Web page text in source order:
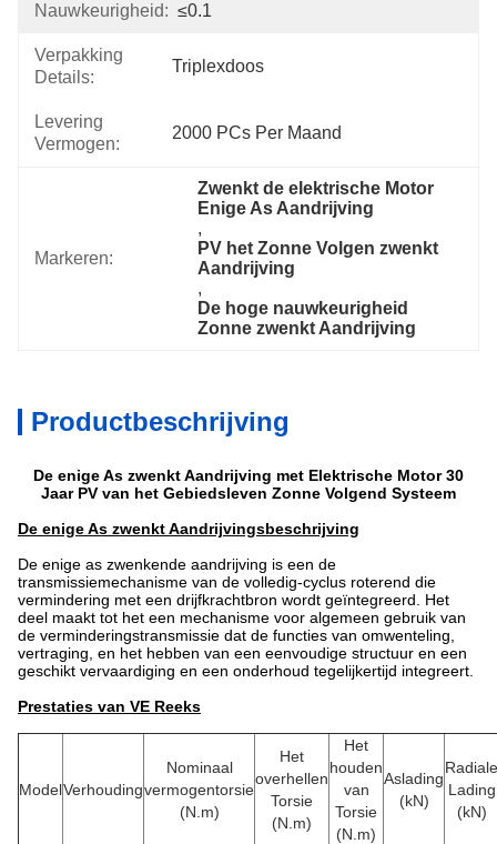
Nauwkeurigheid: ≤0.1
Verpakking
Details:
Triplexdoos
Levering
Vermogen:
2000 PCs Per Maand
Markeren:
Zwenkt de elektrische Motor
Enige As Aandrijving
,
PV het Zonne Volgen zwenkt
Aandrijving
,
De hoge nauwkeurigheid
Zonne zwenkt Aandrijving
Productbeschrijving
De enige As zwenkt Aandrijving met Elektrische Motor 30
Jaar PV van het Gebiedsleven Zonne Volgend Systeem
De enige As zwenkt Aandrijvingsbeschrijving
De enige as zwenkende aandrijving is een de
transmissiemechanisme van de volledig-cyclus roterend die
vermindering met een drijfkrachtbron wordt geïntegreerd. Het
deel maakt tot het een mechanisme voor algemeen gebruik van
de verminderingstransmissie dat de functies van omwenteling,
vertraging, en het hebben van een eenvoudige structuur en een
geschikt vervaardiging en een onderhoud tegelijkertijd integreert.
Prestaties van VE Reeks
ModelVerhouding
Nominaal
vermogentorsie
(N.m)
Het
overhellen
Torsie
(N.m)
Het
houden
van
Torsie
(N.m)
Aslading
(kN)
Radiale
Lading
(kN)